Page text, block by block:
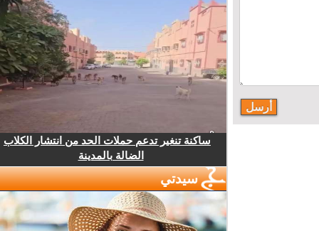
ساكنة تنغير تدعم حملات الحد من انتشار الكلاب
الضالة بالمدينة
سيدتي